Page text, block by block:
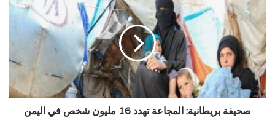
بريطانية:
المجاعة
تهدد
16
مليون
شخص
في
اليمن
صحيفة بريطانية: المجاعة تهدد 16 مليون شخص في اليمن